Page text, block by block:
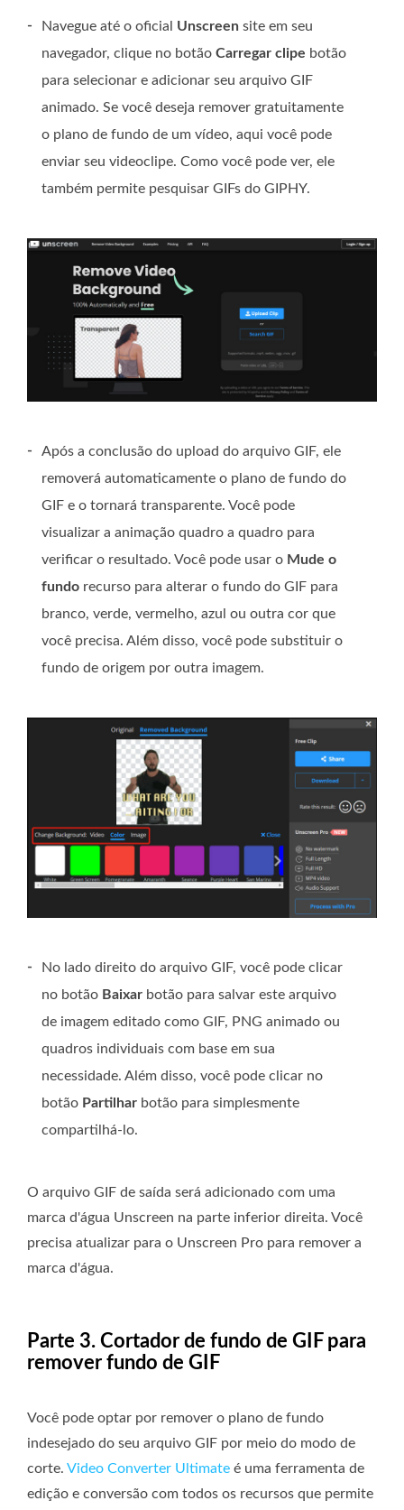
- Navegue até o oficial Unscreen site em seu
navegador, clique no botão Carregar clipe botão
para selecionar e adicionar seu arquivo GIF
animado. Se você deseja remover gratuitamente
o plano de fundo de um vídeo, aqui você pode
enviar seu videoclipe. Como você pode ver, ele
também permite pesquisar GIFs do GIPHY.
-
Após a conclusão do upload do arquivo GIF, ele
removerá automaticamente o plano de fundo do
GIF e o tornará transparente. Você pode
visualizar a animação quadro a quadro para
verificar o resultado. Você pode usar o Mude o
fundo recurso para alterar o fundo do GIF para
branco, verde, vermelho, azul ou outra cor que
você precisa. Além disso, você pode substituir o
fundo de origem por outra imagem.
-
No lado direito do arquivo GIF, você pode clicar
no botão Baixar botão para salvar este arquivo
de imagem editado como GIF, PNG animado ou
quadros individuais com base em sua
necessidade. Além disso, você pode clicar no
botão Partilhar botão para simplesmente
compartilhá-lo.
O arquivo GIF de saída será adicionado com uma
marca d'água Unscreen na parte inferior direita. Você
precisa atualizar para o Unscreen Pro para remover a
marca d'água.
Parte 3. Cortador de fundo de GIF para
remover fundo de GIF
Você pode optar por remover o plano de fundo
indesejado do seu arquivo GIF por meio do modo de
corte. Video Converter Ultimate é uma ferramenta de
edição e conversão com todos os recursos que permite